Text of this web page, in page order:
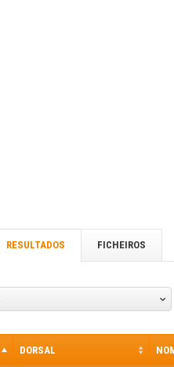
RESULTADOS FICHEIROS
DORSAL